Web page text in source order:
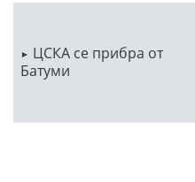
ЦСКА се прибра от
Батуми